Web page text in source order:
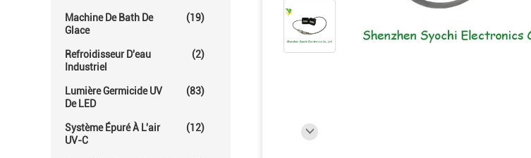
Machine De Bath De
Glace
(19)
Refroidisseur D'eau
Industriel
(2)
Lumière Germicide UV
De LED
(83)
Système Épuré À L'air
UV-C
(12)